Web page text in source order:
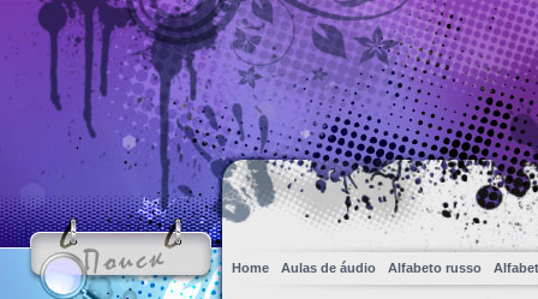
Home Aulas de áudio Alfabeto russo